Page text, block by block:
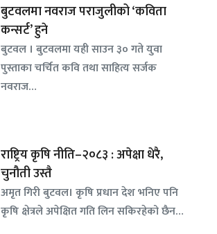
बुटवलमा नवराज पराजुलीको ‘कविता
कन्सर्ट’ हुने
बुटवल । बुटवलमा यही साउन ३० गते युवा
पुस्ताका चर्चित कवि तथा साहित्य सर्जक
नवराज…
राष्ट्रिय कृषि नीति–२०८३ : अपेक्षा धेरै,
चुनौती उस्तै
अमृत गिरी बुटवल। कृषि प्रधान देश भनिए पनि
कृषि क्षेत्रले अपेक्षित गति लिन सकिरहेको छैन…